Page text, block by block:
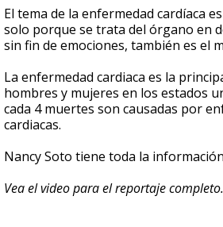
seconds
of
2
minutes,
seconds
El tema de la enfermedad cardíaca
solo porque se trata del órgano en
sin fin de emociones, también es el
La enfermedad cardiaca es la
hombres y mujeres en los estados
cada 4 muertes son causadas por
cardiacas.
Nancy Soto tiene toda la
Vea el video para el reportaje completo.